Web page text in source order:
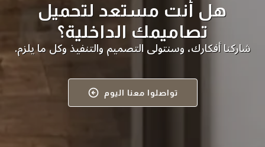
هل أنت مستعد لتحميل
تصاميمك الداخلية؟
شاركنا أفكارك، وسنتولى التصميم والتنفيذ وكل ما يلزم.
تواصلوا معنا اليوم